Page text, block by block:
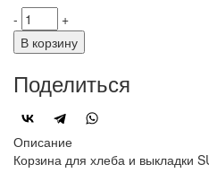
-
+
В корзину
Поделиться
Описание
Корзина для хлеба и выкладки